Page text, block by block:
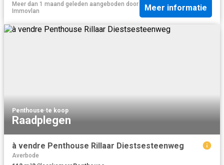
Meer dan 1 maand geleden aangeboden door
Immovlan
Meer informatie
Penthouse·te koop
Raadplegen
à vendre Penthouse Rillaar Diestsesteenweg
Averbode